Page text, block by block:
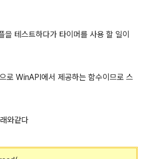
을 테스트하다가 타이머를 사용 할 일이
로 WinAPI에서 제공하는 함수이므로 스
와같다